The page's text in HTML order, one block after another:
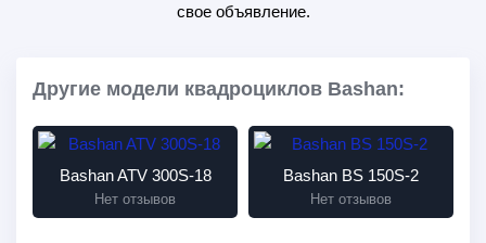
свое объявление.
Другие модели квадроциклов Bashan:
Bashan ATV 300S-18
Нет отзывов
Bashan BS 150S-2
Нет отзывов